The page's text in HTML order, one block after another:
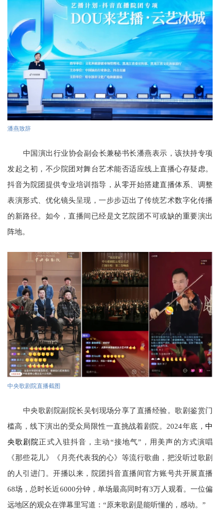
潘燕致辞
中国演出行业协会副会长兼秘书长潘燕表示，该扶持专项
发起之初，不少院团对舞台艺术能否适应线上直播心存疑虑。
抖音为院团提供专业培训指导，从零开始搭建直播体系、调整
表演形式、优化镜头呈现，一步步迈出了传统艺术数字化传播
的新路径。如今，直播间已经是文艺院团不可或缺的重要演出
阵地。
中央歌剧院直播截图
中央歌剧院副院长吴钊现场分享了直播经验。歌剧鉴赏门
槛高，线下演出的受众局限性一直挑战着剧院。2024年底， 中
央歌剧院正式入驻抖音，主动“接地气”，用美声的方式演唱
《那些花儿》《月亮代表我的心》等流行歌曲，把没听过歌剧
的人引进门。开播以来，院团抖音直播间官方账号共开展直播
68场，总时长近6000分钟，单场最高同时有3万人观看。一位偏
远地区的观众在弹幕里写道：“原来歌剧是能听懂的，感动。”